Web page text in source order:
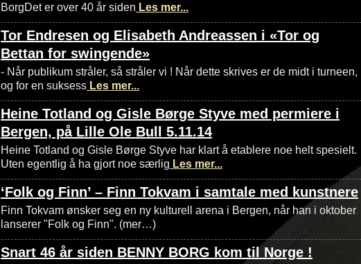
BorgDet er over 40 år siden Les mer...
Tor Endresen og Elisabeth Andreassen i «Tor og
Bettan for swingende»
- Når publikum stråler, så stråler vi ! Når dette skrives er de midt i turneen,
og for en suksess Les mer...
Heine Totland og Gisle Børge Styve med permiere i
Bergen, på Lille Ole Bull 5.11.14
Heine Totland og Gisle Børge Styve har klart å etablere noe helt spesielt.
Uten egentlig å ha gjort noe særlig Les mer...
‘Folk og Finn’ – Finn Tokvam i samtale med kunstnere
Finn Tokvam ønsker seg en ny kulturell arena i Bergen, når han i oktober
lanserer "Folk og Finn". (mer…)
Snart 46 år siden BENNY BORG kom til Norge !